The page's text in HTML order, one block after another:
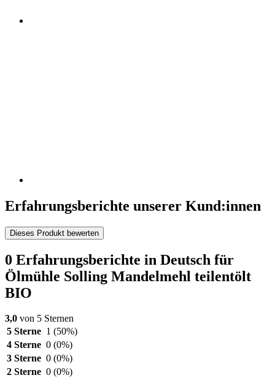
Erfahrungsberichte unserer Kund:innen
Dieses Produkt bewerten
0 Erfahrungsberichte in Deutsch für
Ölmühle Solling Mandelmehl teilentölt
BIO
3,0 von 5 Sternen
5 Sterne 1 (50%)
4 Sterne 0 (0%)
3 Sterne 0 (0%)
2 Sterne 0 (0%)